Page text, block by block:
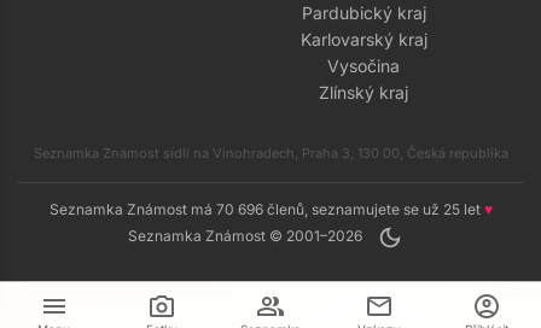
menu camera_alt group mail account_circle
Pardubický kraj
Karlovarský kraj
Vysočina
Zlínský kraj
Seznamka Známost sídlí na Vinohradech, Praha 3, 130 00, Česká republika
Seznamka Známost má 70 696 členů, seznamujete se už 25 let ♥
Seznamka Známost © 2001–2026
dark_mode